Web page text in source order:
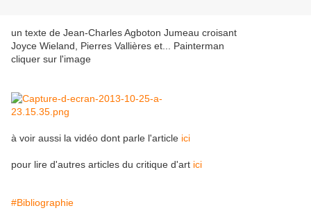
un texte de Jean-Charles Agboton Jumeau croisant
Joyce Wieland, Pierres Vallières et... Painterman
cliquer sur l'image
à voir aussi la vidéo dont parle l'article ici
pour lire d'autres articles du critique d'art ici
#Bibliographie